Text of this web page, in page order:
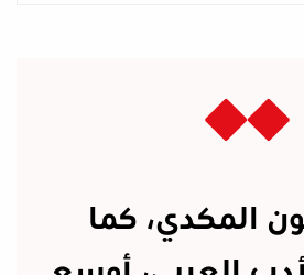
المكدي، كما